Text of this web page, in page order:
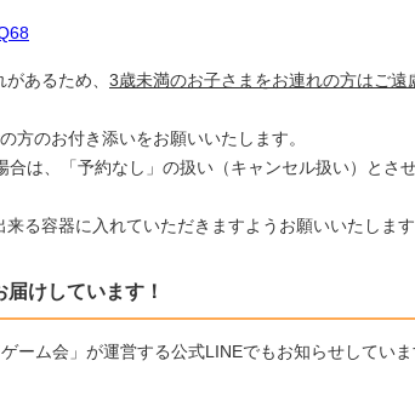
あるため、 3歳未満のお子さまをお連れの方はご遠
方のお付き添いをお願いいたします。
は、「予約なし」の扱い（キャンセル扱い）とさ
る容器に入れていただきますようお願いいたします
けしています！
ーム会」が運営する公式LINEでもお知らせしてい